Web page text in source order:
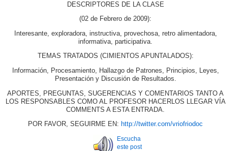
DESCRIPTORES DE LA CLASE
(02 de Febrero de 2009):
Interesante, exploradora, instructiva, provechosa, retro alimentadora,
informativa, participativa.
TEMAS TRATADOS (CIMIENTOS APUNTALADOS):
Información, Procesamiento, Hallazgo de Patrones, Principios, Leyes,
Presentación y Discusión de Resultados.
APORTES, PREGUNTAS, SUGERENCIAS Y COMENTARIOS TANTO A
LOS RESPONSABLES COMO AL PROFESOR HACERLOS LLEGAR VÍA
COMMENTS A ESTA ENTRADA.
POR FAVOR, SEGUIRME EN: http://twitter.com/vriofriodoc
Escucha
este post